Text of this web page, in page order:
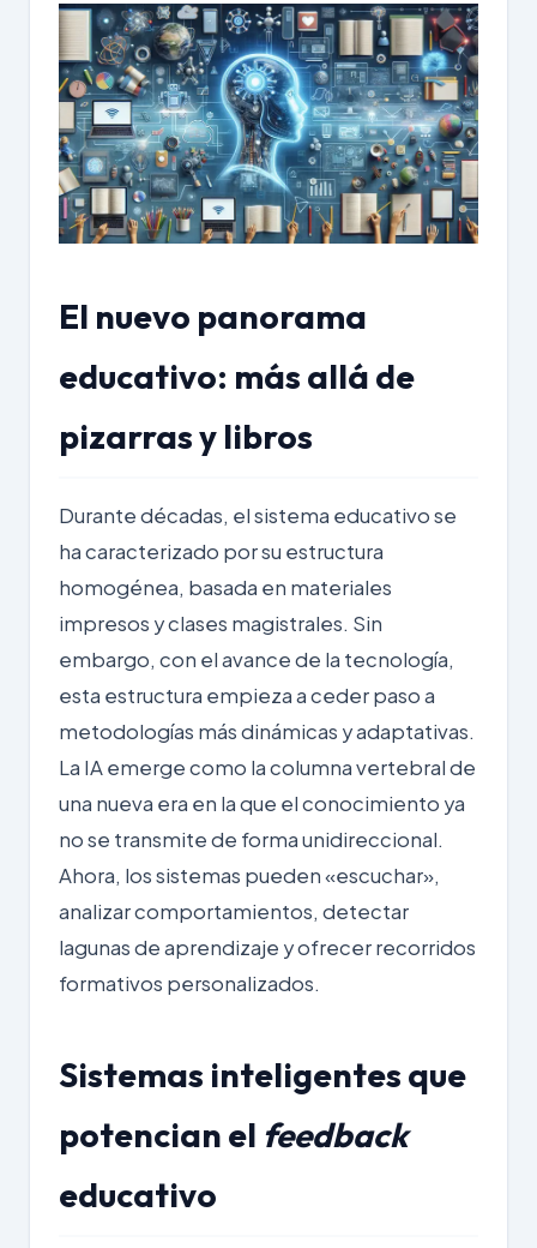
El nuevo panorama
educativo: más allá de
pizarras y libros
Durante décadas, el sistema educativo se
ha caracterizado por su estructura
homogénea, basada en materiales
impresos y clases magistrales. Sin
embargo, con el avance de la tecnología,
esta estructura empieza a ceder paso a
metodologías más dinámicas y adaptativas.
La IA emerge como la columna vertebral de
una nueva era en la que el conocimiento ya
no se transmite de forma unidireccional.
Ahora, los sistemas pueden «escuchar»,
analizar comportamientos, detectar
lagunas de aprendizaje y ofrecer recorridos
formativos personalizados.
Sistemas inteligentes que
potencian el feedback
educativo